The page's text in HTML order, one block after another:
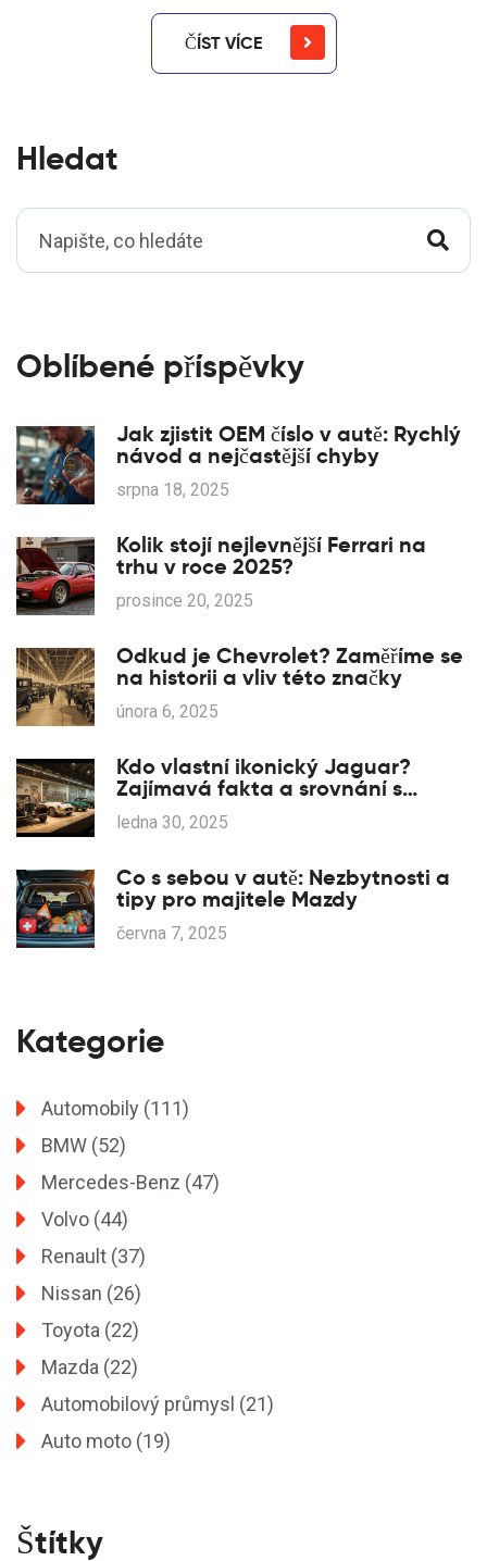
ČÍST VÍCE
Hledat
Oblíbené příspěvky
Jak zjistit OEM číslo v autě: Rychlý
návod a nejčastější chyby
srpna 18, 2025
Kolik stojí nejlevnější Ferrari na
trhu v roce 2025?
prosince 20, 2025
Odkud je Chevrolet? Zaměříme se
na historii a vliv této značky
února 6, 2025
Kdo vlastní ikonický Jaguar?
Zajímavá fakta a srovnání s
Renaultem
ledna 30, 2025
Co s sebou v autě: Nezbytnosti a
tipy pro majitele Mazdy
června 7, 2025
Kategorie
Automobily (111)
BMW (52)
Mercedes-Benz (47)
Volvo (44)
Renault (37)
Nissan (26)
Toyota (22)
Mazda (22)
Automobilový průmysl (21)
Auto moto (19)
Štítky